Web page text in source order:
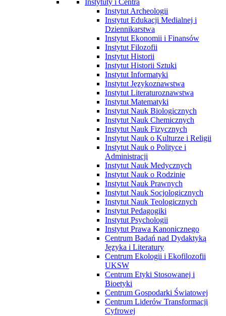
Instytuty i Centra
Instytut Archeologii
Instytut Edukacji Medialnej i
Dziennikarstwa
Instytut Ekonomii i Finansów
Instytut Filozofii
Instytut Historii
Instytut Historii Sztuki
Instytut Informatyki
Instytut Językoznawstwa
Instytut Literaturoznawstwa
Instytut Matematyki
Instytut Nauk Biologicznych
Instytut Nauk Chemicznych
Instytut Nauk Fizycznych
Instytut Nauk o Kulturze i Religii
Instytut Nauk o Polityce i
Administracji
Instytut Nauk Medycznych
Instytut Nauk o Rodzinie
Instytut Nauk Prawnych
Instytut Nauk Socjologicznych
Instytut Nauk Teologicznych
Instytut Pedagogiki
Instytut Psychologii
Instytut Prawa Kanonicznego
Centrum Badań nad Dydaktyką
Języka i Literatury
Centrum Ekologii i Ekofilozofii
UKSW
Centrum Etyki Stosowanej i
Bioetyki
Centrum Gospodarki Światowej
Centrum Liderów Transformacji
Cyfrowej